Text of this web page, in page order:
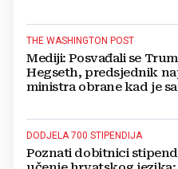
THE WASHINGTON POST
Mediji: Posvađali se
Hegseth, predsjednik
ministra obrane kad je
DODJELA 700 STIPENDIJA
Poznati dobitnici